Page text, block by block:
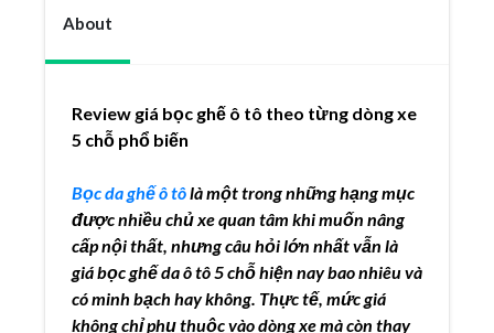
About
Review giá bọc ghế ô tô theo từng dòng xe
5 chỗ phổ biến
Bọc da ghế ô tôlà một trong những hạng mục
được nhiều chủ xe quan tâm khi muốn nâng
cấp nội thất, nhưng câu hỏi lớn nhất vẫn là
giá bọc ghế da ô tô 5 chỗ hiện nay bao nhiêu và
có minh bạch hay không. Thực tế, mức giá
không chỉ phụ thuộc vào dòng xe mà còn thay